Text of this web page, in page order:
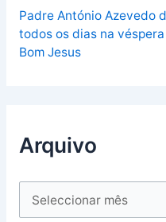
Padre António Azevedo
todos os dias na
Bom Jesus
Arquivo